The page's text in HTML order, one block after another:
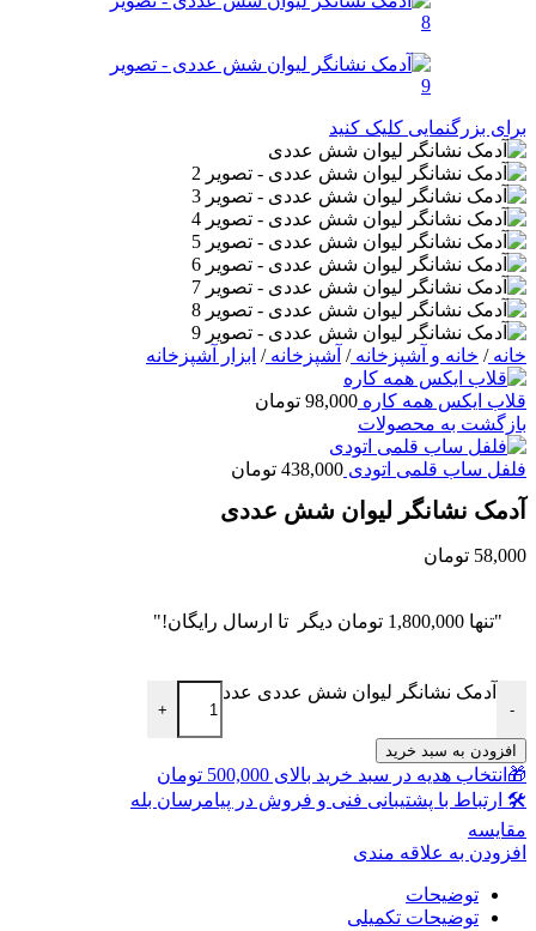
برای بزرگنمایی کلیک کنید
خانه/ خانه و آشپزخانه/ آشپزخانه/ ابزار آشپزخانه
قلاب ایکس همه کاره 98,000 تومان
بازگشت به محصولات
فلفل ساب قلمی اتودی 438,000 تومان
آدمک نشانگر لیوان شش عددی
58,000 تومان
"تنها 1,800,000 تومان دیگر تا ارسال رایگان!"
-
آدمک نشانگر لیوان شش عددی عدد
+
افزودن به سبد خرید
🎁انتخاب هدیه در سبد خرید بالای 500,000 تومان
🛠 ارتباط با پشتیبانی فنی و فروش در پیامرسان بله
مقايسه
افزودن به علاقه مندی
توضیحات
توضیحات تکمیلی